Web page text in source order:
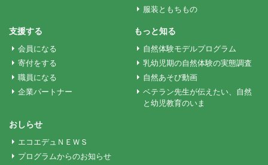
ョ
ン
服装ともちもの
支援する
会員になる
寄付をする
職員になる
企業パートナー
もっと知る
自然体験モデルプログラム
乳幼児期の自然体験の実態調査
自然あそび動画
ベテラン先生が伝えたい、自然
と幼児教育のいま
おしらせ
エコエデュＮＥＷＳ
プログラムからのお知らせ